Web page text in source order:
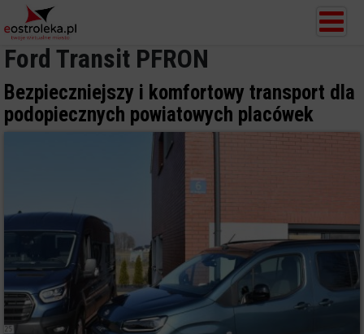
Ford Transit PFRON
Bezpieczniejszy i komfortowy transport dla
podopiecznych powiatowych placówek